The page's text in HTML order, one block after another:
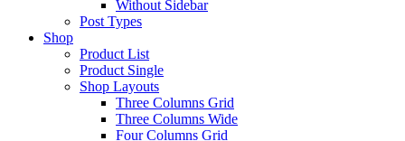
Without Sidebar
Post Types
Shop
Product List
Product Single
Shop Layouts
Three Columns Grid
Three Columns Wide
Four Columns Grid